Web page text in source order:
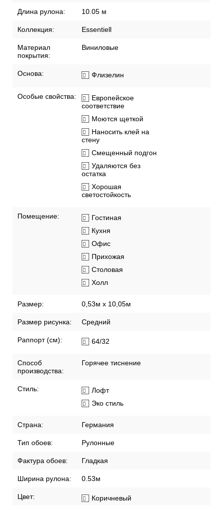
Длина рулона: 10.05 м
Коллекция: Essentiell
Материал
покрытия:
Виниловые
Основа: Флизелин
Особые свойства:
Европейское
соответствие
Моются щеткой
Наносить клей на
стену
Смещенный подгон
Удаляются без
остатка
Хорошая
светостойкость
Помещение:
Гостиная
Кухня
Офис
Прихожая
Столовая
Холл
Размер: 0,53м x 10,05м
Размер рисунка: Средний
Раппорт (см): 64/32
Способ
производства:
Горячее тиснение
Стиль:
Лофт
Эко стиль
Страна: Германия
Тип обоев: Рулонные
Фактура обоев: Гладкая
Ширина рулона: 0.53м
Цвет:
Коричневый